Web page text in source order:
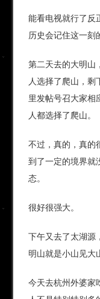
能看电视就行了反
历史会记住这一刻
第二天去的大明山
人选择了爬山，
里发帖号召大家相
人都选择了爬山。
不过，真的，真的
到了一定的境界就
态。
很好很强大。
下午又去了太湖源
明山就是小山见大
今天去杭州外婆家